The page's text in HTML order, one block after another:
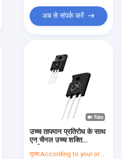
अब से संपर्क करें
उच्च तापमान प्रतिरोध के साथ
एन चैनल उच्च शक्ति
मूल्य:According to your order requirement